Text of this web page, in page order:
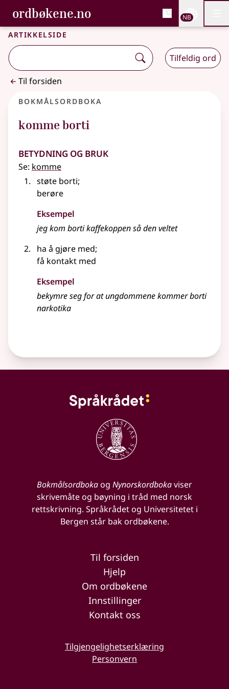
Gå til hovedinnhold
Tilgjengelighet
ordbøkene.no, Bokmålsordboka og
Bokmålsordboka og Nynorskordboka
NB
Artikkelside
Tilfeldig ord
Til forsiden
Bokmålsordboka
komme borti
Betydning og bruk
Se: komme
støte borti;
berøre
Eksempel
jeg kom borti kaffekoppen så den veltet
ha å gjøre med;
få kontakt med
Eksempel
bekymre seg for at ungdommene kommer borti
narkotika
Bokmålsordbokaog Nynorskordbokaviser
skrivemåte og bøyning i tråd med norsk
rettskrivning. Språkrådet og Universitetet i
Bergen står bak ordbøkene.
Til forsiden
Hjelp
Om ordbøkene
Innstillinger
Kontakt oss
Tilgjengelighetserklæring
Personvern